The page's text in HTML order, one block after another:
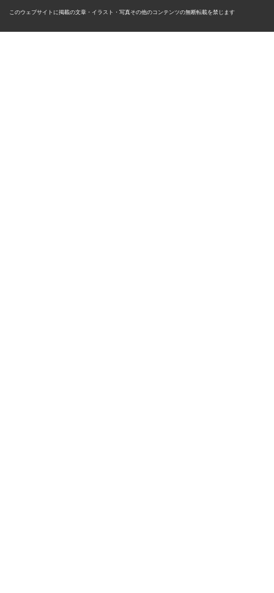
このウェブサイトに掲載の文章・イラスト・写真その他のコンテンツの無断転載を禁じます